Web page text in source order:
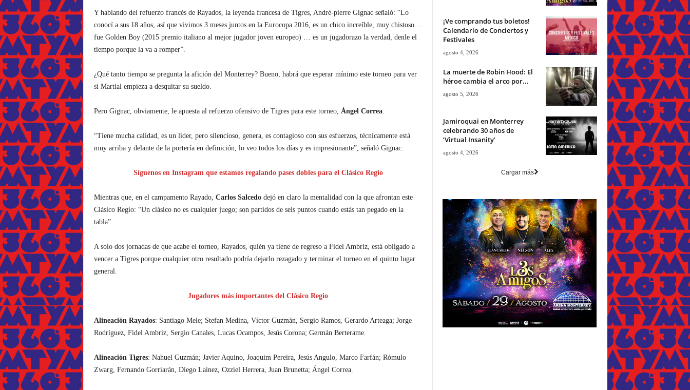
Y hablando del refuerzo francés de Rayados, la leyenda francesa de Tigres, André-pierre Gignac señaló: “Lo
conocí a sus 18 años, así que vivimos 3 meses juntos en la Eurocopa 2016, es un chico increíble, muy chistoso…
fue Golden Boy (2015 premio italiano al mejor jugador joven europeo) … es un jugadorazo la verdad, denle el
tiempo porque la va a romper”.
¿Qué tanto tiempo se pregunta la afición del Monterrey? Bueno, habrá que esperar mínimo este torneo para ver
si Martial empieza a desquitar su sueldo.
Pero Gignac, obviamente, le apuesta al refuerzo ofensivo de Tigres para este torneo, Ángel Correa.
“Tiene mucha calidad, es un líder, pero silencioso, genera, es contagioso con sus esfuerzos, técnicamente está
muy arriba y delante de la portería en definición, lo veo todos los días y es impresionante”, señaló Gignac.
Síguenos en Instagram que estamos regalando pases dobles para el Clásico Regio
Mientras que, en el campamento Rayado, Carlos Salcedodejó en claro la mentalidad con la que afrontan este
Clásico Regio: “Un clásico no es cualquier juego; son partidos de seis puntos cuando estás tan pegado en la
tabla”.
A solo dos jornadas de que acabe el torneo, Rayados, quién ya tiene de regreso a Fidel Ambriz, está obligado a
vencer a Tigres porque cualquier otro resultado podría dejarlo rezagado y terminar el torneo en el quinto lugar
general.
Jugadores más importantes del Clásico Regio
Alineación Rayados: Santiago Mele; Stefan Medina, Víctor Guzmán, Sergio Ramos, Gerardo Arteaga; Jorge
Rodríguez, Fidel Ambriz, Sergio Canales, Lucas Ocampos, Jesús Corona; Germán Berterame.
Alineación Tigres: Nahuel Guzmán; Javier Aquino, Joaquim Pereira, Jesús Angulo, Marco Farfán; Rómulo
Zwarg, Fernando Gorriarán, Diego Lainez, Ozziel Herrera, Juan Brunetta; Ángel Correa.
¡Ve comprando tus boletos!
Calendario de Conciertos y
Festivales
agosto 4, 2026
La muerte de Robin Hood: El
héroe cambia el arco por...
agosto 5, 2026
Jamiroquai en Monterrey
celebrando 30 años de
‘Virtual Insanity’
agosto 4, 2026
Cargar más